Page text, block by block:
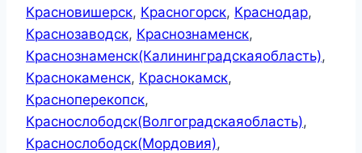
Красновишерск, Красногорск, Краснодар,
Краснозаводск, Краснознаменск,
Краснознаменск(Калининградскаяобласть),
Краснокаменск, Краснокамск,
Красноперекопск,
Краснослободск(Волгоградскаяобласть),
Краснослободск(Мордовия),